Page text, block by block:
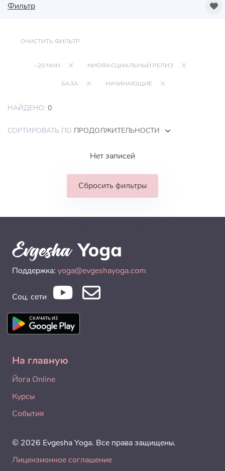
Фильтр
ОЧИСТИТЬ ФИЛЬТР
~20 МИН МИОФАСЦИАЛЬНЫЙ РЕЛИЗ
БАЗА НАЧИНАЮЩИЕ
НАЙДЕНО: 0
СОРТИРОВАТЬ ПО ПРОДОЛЖИТЕЛЬНОСТИ
Нет записей
Сбросить фильтры
Поддержка: yoga@evgeshayoga.com
Соц. сети
На главную
Йога Online
Курсы
События
© 2026 Evgesha Yoga. Все права защищены.
Лицензионное соглашение